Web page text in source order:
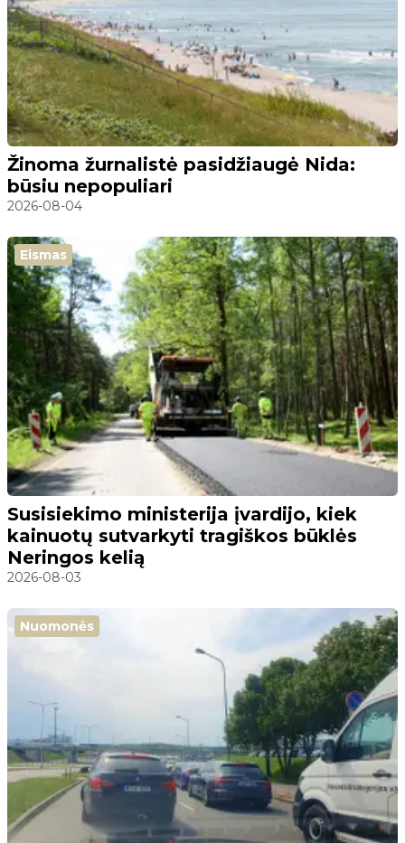
Žinoma žurnalistė pasidžiaugė Nida:
būsiu nepopuliari
2026-08-04
Eismas
Susisiekimo ministerija įvardijo, kiek
kainuotų sutvarkyti tragiškos būklės
Neringos kelią
2026-08-03
Nuomonės